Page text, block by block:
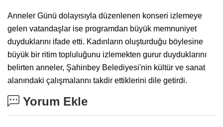
Anneler Günü dolayısıyla düzenlenen konseri izlemeye
gelen vatandaşlar ise programdan büyük memnuniyet
duyduklarını ifade etti. Kadınların oluşturduğu böylesine
büyük bir ritim topluluğunu izlemekten gurur duyduklarını
belirten anneler, Şahinbey Belediyesi'nin kültür ve sanat
alanındaki çalışmalarını takdir ettiklerini dile getirdi.
Yorum Ekle